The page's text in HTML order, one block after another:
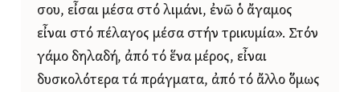
σου, εἶσαι μέσα στό λιμάνι, ἐνῶ ὁ ἄγαμος
εἶναι στό πέλαγος μέσα στήν τρικυμία». Στόν
γάμο δηλαδή, ἀπό τό ἕνα μέρος, εἶναι
δυσκολότερα τά πράγματα, ἀπό τό ἄλλο ὅμως